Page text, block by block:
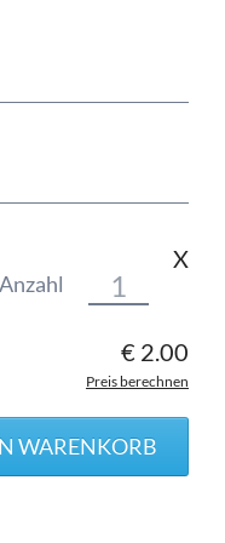
Anzahl
X
€ 2.00
Preis berechnen